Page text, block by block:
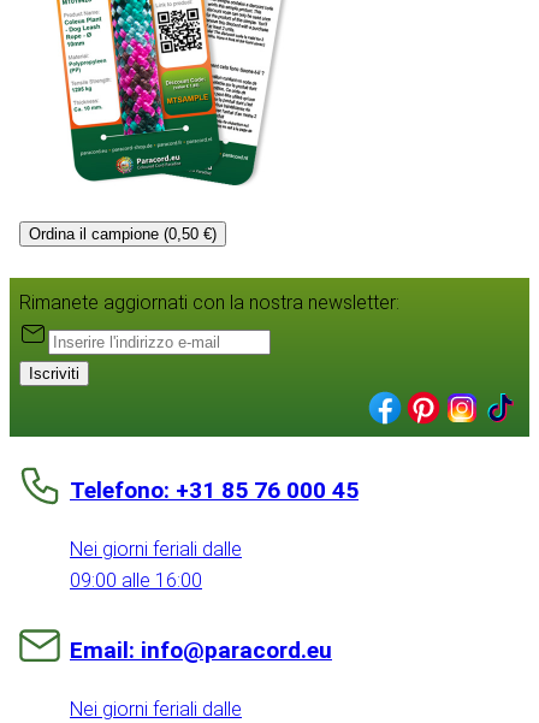
Ordina il campione (0,50 €)
Rimanete aggiornati con la nostra newsletter:
Iscriviti
Telefono: +31 85 76 000 45
Nei giorni feriali dalle
09:00 alle 16:00
Email: info@paracord.eu
Nei giorni feriali dalle